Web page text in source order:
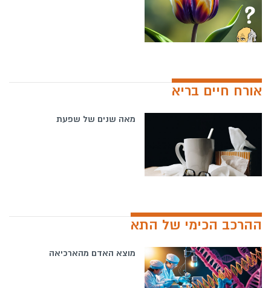
אורח חיים בריא
מאה שנים של שפעת
ההרכב הכימי של התא
מוצא האדם מהארכיאה